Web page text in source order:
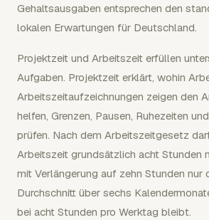
Gehaltsausgaben entsprechen den
lokalen Erwartungen für Deutschland.
Projektzeit und Arbeitszeit erfüllen
Aufgaben. Projektzeit erklärt, wohin
Arbeitszeitaufzeichnungen zeigen den
helfen, Grenzen, Pausen, Ruhezeiten
prüfen. Nach dem Arbeitszeitgesetz
Arbeitszeit grundsätzlich acht Stunden
mit Verlängerung auf zehn Stunden nur
Durchschnitt über sechs
bei acht Stunden pro Werktag bleibt.